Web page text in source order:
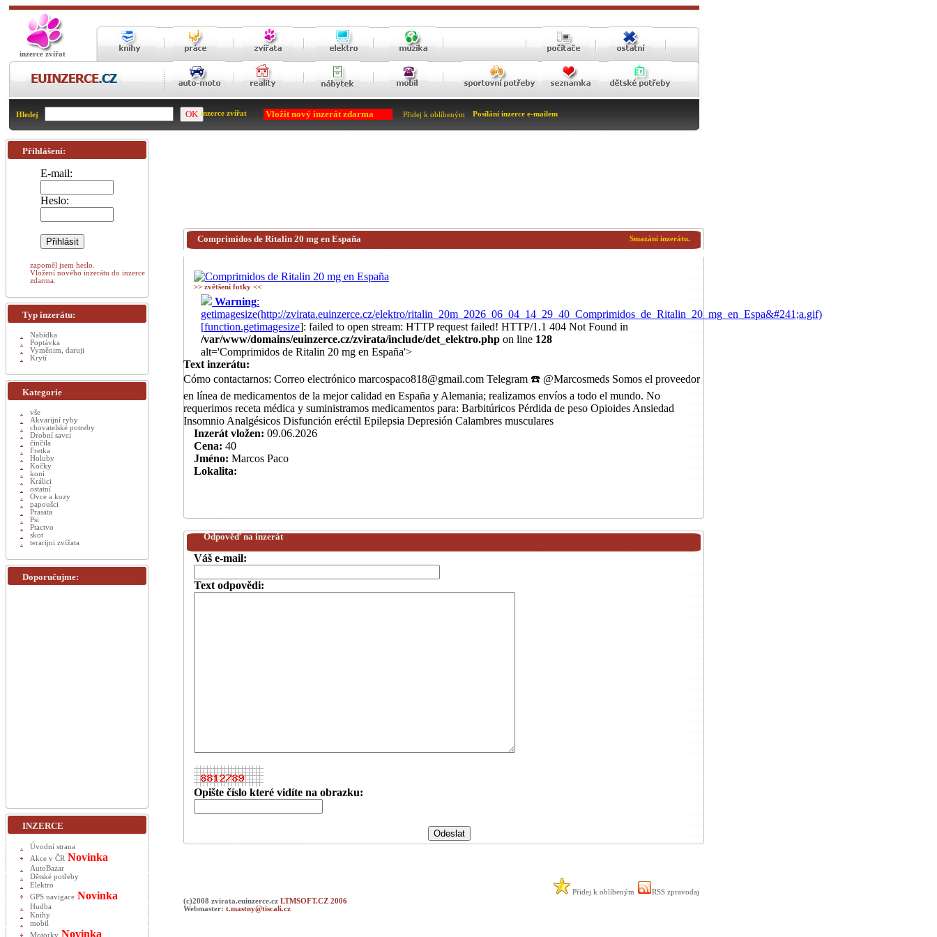
inzerce zvířat
Hledej inzerce zvířat Vložit nový inzerát zdarma Přidej k oblíbeným Posílání inzerce e-mailem
Smazání inzerátu.
Comprimidos de Ritalin 20 mg en España
>> zvětšení fotky <<
Warning:
getimagesize(http://zvirata.euinzerce.cz/elektro/ritalin_20m_2026_06_04_14_29_40_Comprimidos_de_Ritalin_20_mg_en_Espa&#241;a.gif)
[function.getimagesize]: failed to open stream: HTTP request failed! HTTP/1.1 404 Not Found in
/var/www/domains/euinzerce.cz/zvirata/include/det_elektro.php on line 128
alt='Comprimidos de Ritalin 20 mg en España'>
Text inzerátu:
Cómo contactarnos: Correo electrónico marcospaco818@gmail.com Telegram ☎️ @Marcosmeds Somos el proveedor
en línea de medicamentos de la mejor calidad en España y Alemania; realizamos envíos a todo el mundo. No
requerimos receta médica y suministramos medicamentos para: Barbitúricos Pérdida de peso Opioides Ansiedad
Insomnio Analgésicos Disfunción eréctil Epilepsia Depresión Calambres musculares
Inzerát vložen: 09.06.2026
Cena: 40
Jméno: Marcos Paco
Lokalita:
Odpověď na inzerát
Váš e-mail:
Text odpovědi:
Opište číslo které vidíte na obrazku:
Přidej k oblíbeným
RSS zpravodaj
(c)2008 zvirata.euinzerce.cz LTMSOFT.CZ 2006
Webmaster: t.mastny@tiscali.cz
Přihlášení:
E-mail:
Heslo:
zapoměl jsem heslo.
Vložení nového inzerátu do inzerce
zdarma.
Typ inzerátu:
Nabídka
Poptávka
Vyměnim, daruji
Krytí
Kategorie
vše
Akvarijní ryby
chovatelské potreby
Drobní savci
činčila
Fretka
Holuby
Kočky
koni
Králici
ostatní
Ovce a kozy
papoušci
Prasata
Psi
Ptactvo
skot
terarijni zvížata
Doporučujme:
INZERCE
Úvodní strana
Akce v ČR Novinka
AutoBazar
Dětské potřeby
Elektro
GPS navigace Novinka
Hudba
Knihy
mobil
Motorky Novinka